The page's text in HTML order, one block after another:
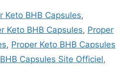
Keto BHB Capsules,
Keto BHB Capsules, Proper
, Proper Keto BHB Capsules
Capsules Site Officiel,